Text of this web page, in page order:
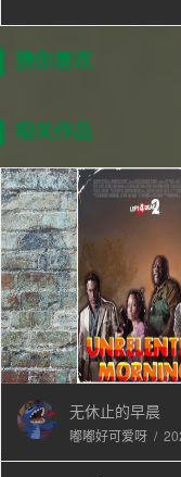
猜你喜欢
相关作品
无休止的早晨
嘟嘟好可爱呀 /